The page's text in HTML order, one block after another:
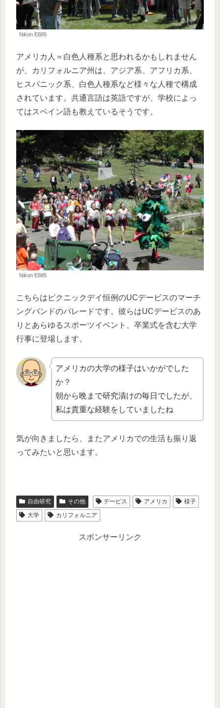
Nikon E885
アメリカ人＝白色人種系と思われるかもしれません
が、カリフォルニア州は、アジア系、アフリカ系、
ヒスパニック系、白色人種系など様々な人種で構成
されています。共通言語は英語ですが、学校によっ
てはスペイン語も教えているそうです。
Nikon E885
こちらはピクニックデイ恒例のUCデービスのマーチ
ングバンドのパレードです。彼らはUCデービスのあ
りとあらゆるスポーツイベント、卒業式を含む大学
行事に登場します。
アメリカの大学の様子はいかがでした
か？
朝から晩まで研究漬けの毎日でしたが、
私は貴重な経験をしていましたね
気が向きましたら、またアメリカでの生活も振り返
ってみたいと思います。
自由研究 その他 デービス アメリカ
様子
大学
カリフォルニア
スポンサーリンク